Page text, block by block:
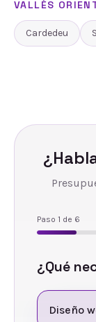
VALLÈS
Cardedeu
Paso 1 de 6
¿Qué
Diseño